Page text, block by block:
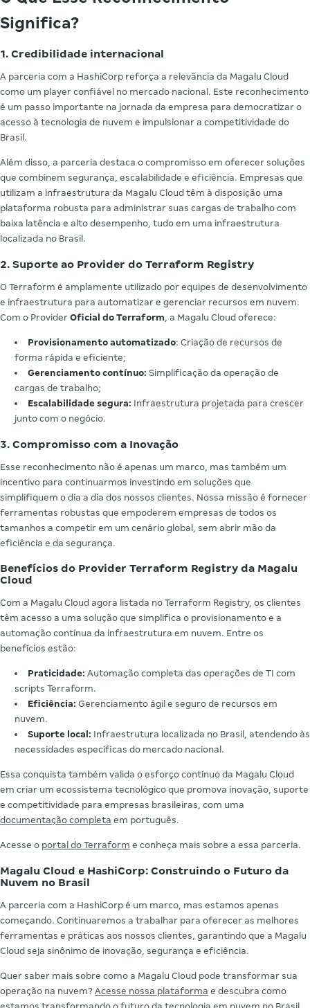
Significa?
1. Credibilidade internacional
A parceria com a HashiCorp reforça a relevância da Magalu Cloud
como um player confiável no mercado nacional. Este reconhecimento
é um passo importante na jornada da empresa para democratizar o
acesso à tecnologia de nuvem e impulsionar a competitividade do
Brasil.
Além disso, a parceria destaca o compromisso em oferecer soluções
que combinem segurança, escalabilidade e eficiência. Empresas que
utilizam a infraestrutura da Magalu Cloud têm à disposição uma
plataforma robusta para administrar suas cargas de trabalho com
baixa latência e alto desempenho, tudo em uma infraestrutura
localizada no Brasil.
2. Suporte ao Provider do Terraform Registry
O Terraform é amplamente utilizado por equipes de desenvolvimento
e infraestrutura para automatizar e gerenciar recursos em nuvem.
Com o Provider Oficial do Terraform , a Magalu Cloud oferece:
Provisionamento automatizado: Criação de recursos de
forma rápida e eficiente;
Gerenciamento contínuo: Simplificação da operação de
cargas de trabalho;
Escalabilidade segura: Infraestrutura projetada para crescer
junto com o negócio.
3. Compromisso com a Inovação
Esse reconhecimento não é apenas um marco, mas também um
incentivo para continuarmos investindo em soluções que
simplifiquem o dia a dia dos nossos clientes. Nossa missão é fornecer
ferramentas robustas que empoderem empresas de todos os
tamanhos a competir em um cenário global, sem abrir mão da
eficiência e da segurança.
Benefícios do Provider Terraform Registry da Magalu
Cloud
Com a Magalu Cloud agora listada no Terraform Registry, os clientes
têm acesso a uma solução que simplifica o provisionamento e a
automação contínua da infraestrutura em nuvem. Entre os
benefícios estão:
Praticidade: Automação completa das operações de TI com
scripts Terraform.
Eficiência: Gerenciamento ágil e seguro de recursos em
nuvem.
Suporte local: Infraestrutura localizada no Brasil, atendendo às
necessidades específicas do mercado nacional.
Essa conquista também valida o esforço contínuo da Magalu Cloud
em criar um ecossistema tecnológico que promova inovação, suporte
e competitividade para empresas brasileiras, com uma
documentação completa em português.
Acesse o portal do Terraform e conheça mais sobre a essa parceria.
Magalu Cloud e HashiCorp: Construindo o Futuro da
Nuvem no Brasil
A parceria com a HashiCorp é um marco, mas estamos apenas
começando. Continuaremos a trabalhar para oferecer as melhores
ferramentas e práticas aos nossos clientes, garantindo que a Magalu
Cloud seja sinônimo de inovação, segurança e eficiência.
Quer saber mais sobre como a Magalu Cloud pode transformar sua
operação na nuvem? Acesse nossa plataforma e descubra como